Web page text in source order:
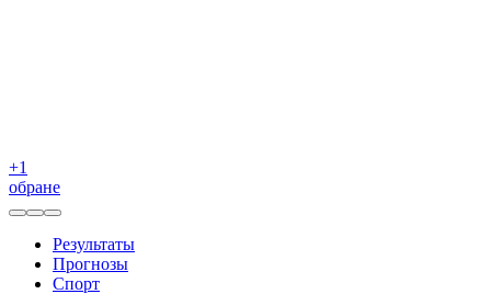
+1
обране
Результаты
Прогнозы
Спорт